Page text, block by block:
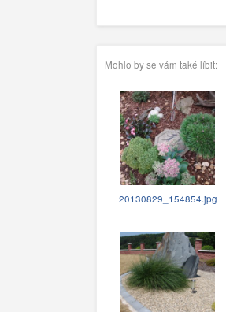
Mohlo by se vám také líbit:
20130829_154854.jpg